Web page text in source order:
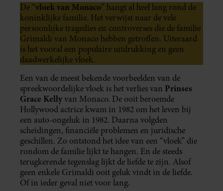
De “vloek van Monaco” hangt al heel lang rond de
koninklijke familie. Het verwijst naar de vele
persoonlijke tragedies en controverses die de familie
Grimaldi van Monaco hebben getroffen. Uiteraard
is het vooral een populaire uitdrukking en geen
daadwerkelijke vloek.
Een van de meest bekende voorbeelden van de
spreekwoordelijke vloek is het verlies van Prinses
Grace Kellyvan Monaco. De ooit beroemde
Hollywood actrice kwam in 1982 om het leven bij
een auto-ongeluk in 1982. Daarna volgden
scheidingen, financiële problemen en juridische
geschillen. Zo ontstond het idee van een “vloek” die
rondom de familie lijkt te hangen. En de steeds
terugkerende tegenslag lijkt de liefde te zijn. Alsof
geen enkele Grimaldi ooit geluk vindt in de liefde.
Of in ieder geval niet voor lang.